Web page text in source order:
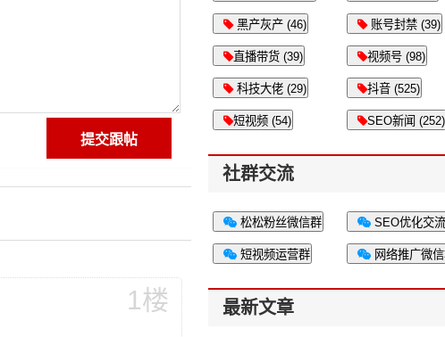
1楼
黑产灰产 (46) 账号封禁 (39)
直播带货 (39) 视频号 (98)
科技大佬 (29) 抖音 (525)
短视频 (54) SEO新闻 (252)
社群交流
松松粉丝微信群 SEO优化交
短视频运营群 网络推广微
最新文章